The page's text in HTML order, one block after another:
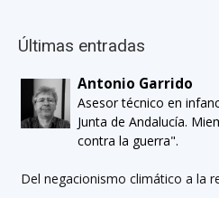
Últimas entradas
Antonio Garrido
Asesor técnico en
Junta de Andalucía.
contra la guerra".
Del negacionismo climático a la